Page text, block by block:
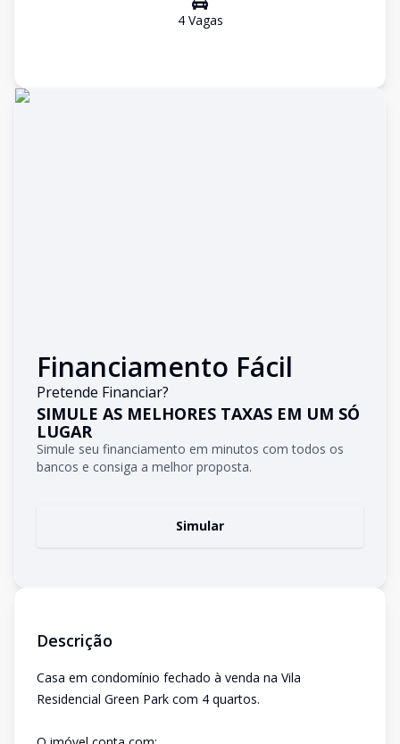
4Vagas
Financiamento Fácil
Pretende Financiar?
SIMULE AS MELHORES TAXAS EM UM SÓ
LUGAR
Simule seu financiamento em minutos com todos os
bancos e consiga a melhor proposta.
Simular
Descrição
Casa em condomínio fechado à venda na Vila
Residencial Green Park com 4 quartos.